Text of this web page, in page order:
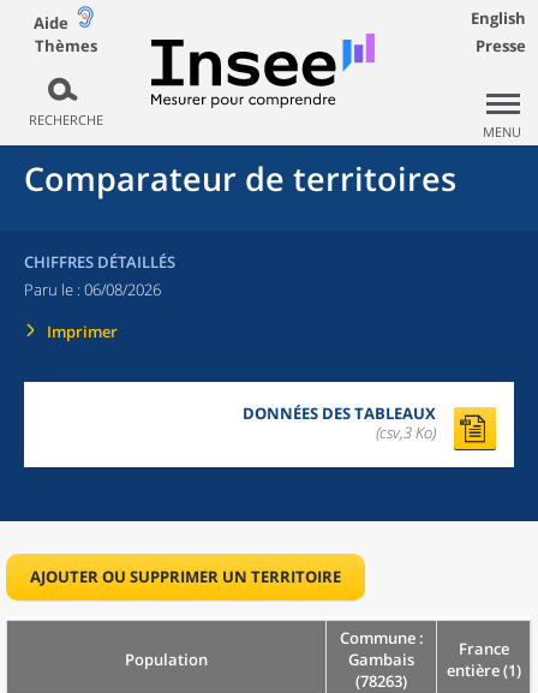
Aide
Thèmes
RECHERCHE
English
Presse
MENU
Comparateur de territoires
CHIFFRES DÉTAILLÉS
Paru le : 06/08/2026
Imprimer
DONNÉES DES TABLEAUX
(csv,3 Ko)
AJOUTER OU SUPPRIMER UN TERRITOIRE
Population
Commune :
Gambais
(78263)
France
entière (1)